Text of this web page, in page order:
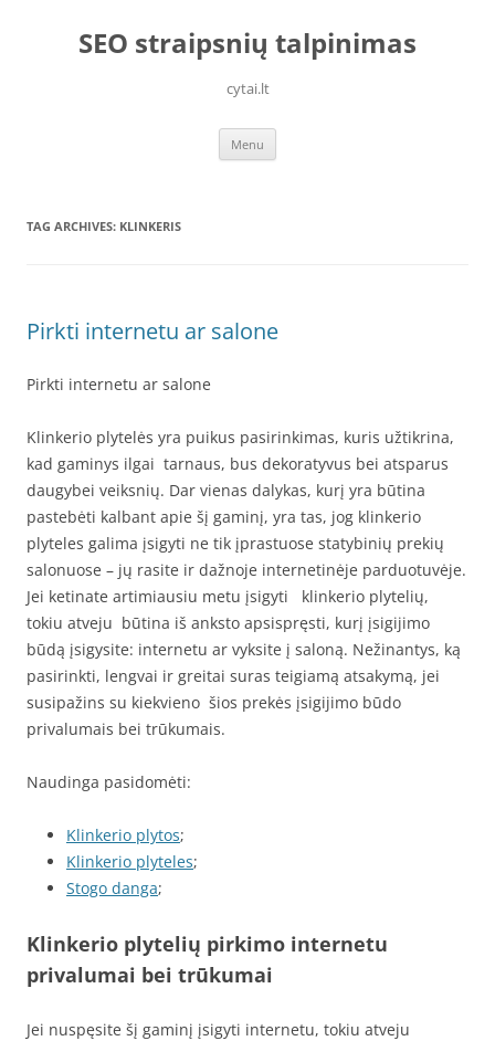
contentSEO straipsnių talpinimas
cytai.lt
Menu
TAG ARCHIVES: KLINKERIS
Pirkti internetu ar salone
Pirkti internetu ar salone
Klinkerio plytelės yra puikus pasirinkimas, kuris užtikrina,
kad gaminys ilgai tarnaus, bus dekoratyvus bei atsparus
daugybei veiksnių. Dar vienas dalykas, kurį yra būtina
pastebėti kalbant apie šį gaminį, yra tas, jog klinkerio
plyteles galima įsigyti ne tik įprastuose statybinių prekių
salonuose – jų rasite ir dažnoje internetinėje parduotuvėje.
Jei ketinate artimiausiu metu įsigyti klinkerio plytelių,
tokiu atveju būtina iš anksto apsispręsti, kurį įsigijimo
būdą įsigysite: internetu ar vyksite į saloną. Nežinantys, ką
pasirinkti, lengvai ir greitai suras teigiamą atsakymą, jei
susipažins su kiekvieno šios prekės įsigijimo būdo
privalumais bei trūkumais.
Naudinga pasidomėti:
Klinkerio plytos;
Klinkerio plyteles;
Stogo danga;
Klinkerio plytelių pirkimo internetu
privalumai bei trūkumai
Jei nuspęsite šį gaminį įsigyti internetu, tokiu atveju